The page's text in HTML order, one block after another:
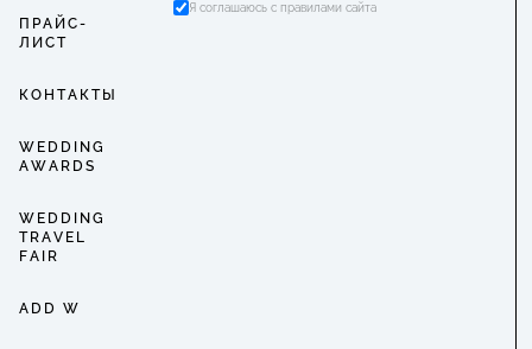
ПРАЙС-
ЛИСТ
КОНТАКТЫ
WEDDING
AWARDS
WEDDING
TRAVEL
FAIR
ADD W
Я соглашаюсь с правилами сайта